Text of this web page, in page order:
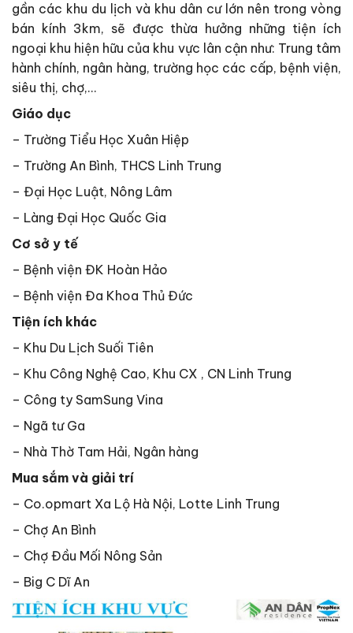
gần các khu du lịch và khu dân cư lớn nên trong vòng
bán kính 3km, sẽ được thừa hưởng những tiện ích
ngoại khu hiện hữu của khu vực lân cận như: Trung tâm
hành chính, ngân hàng, trường học các cấp, bệnh viện,
siêu thị, chợ,…
Giáo dục
– Trường Tiểu Học Xuân Hiệp
– Trường An Bình, THCS Linh Trung
– Đại Học Luật, Nông Lâm
– Làng Đại Học Quốc Gia
Cơ sở y tế
– Bệnh viện ĐK Hoàn Hảo
– Bệnh viện Đa Khoa Thủ Đức
Tiện ích khác
– Khu Du Lịch Suối Tiên
– Khu Công Nghệ Cao, Khu CX , CN Linh Trung
– Công ty SamSung Vina
– Ngã tư Ga
– Nhà Thờ Tam Hải, Ngân hàng
Mua sắm và giải trí
– Co.opmart Xa Lộ Hà Nội, Lotte Linh Trung
– Chợ An Bình
– Chợ Đầu Mối Nông Sản
– Big C Dĩ An